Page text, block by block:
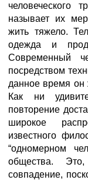
человеческого
называет их
жить тяжело.
одежда и
Современный
посредством
данное время он
Как ни
повторение
широкое
известного
“одномерном
общества.
совпадение,